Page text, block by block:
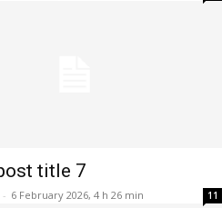
title 7
- 6 February 2026, 4 h 26 min 11